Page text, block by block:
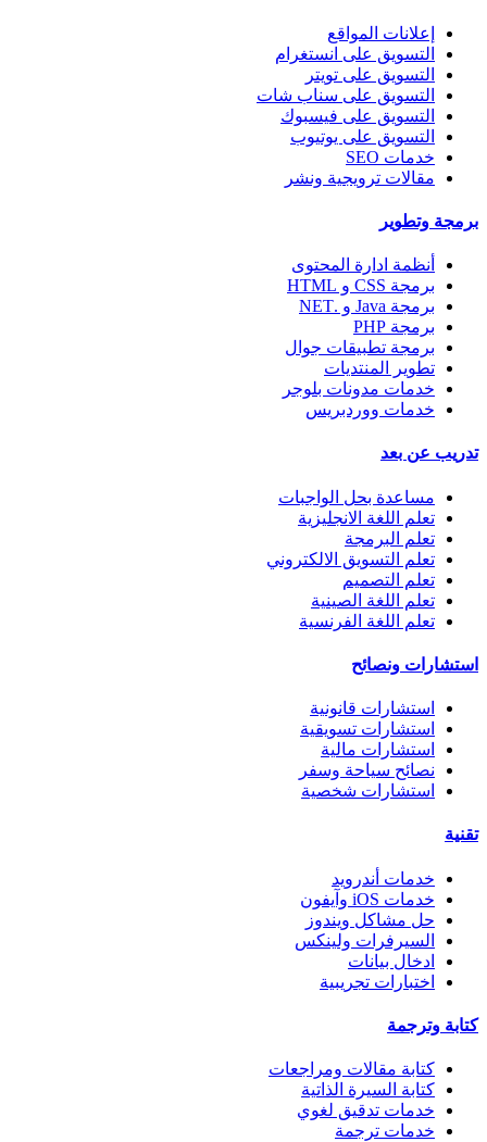
إعلانات المواقع
التسويق على انستغرام
التسويق على تويتر
التسويق على سناب شات
التسويق على فيسبوك
التسويق على يوتيوب
خدمات SEO
مقالات ترويجية ونشر
برمجة وتطوير
أنظمة ادارة المحتوى
برمجة CSS و HTML
برمجة Java و .NET
برمجة PHP
برمجة تطبيقات جوال
تطوير المنتديات
خدمات مدونات بلوجر
خدمات ووردبريس
تدريب عن بعد
مساعدة بحل الواجبات
تعلم اللغة الانجليزية
تعلم البرمجة
تعلم التسويق الالكتروني
تعلم التصميم
تعلم اللغة الصينية
تعلم اللغة الفرنسية
استشارات ونصائح
استشارات قانونية
استشارات تسويقية
استشارات مالية
نصائح سياحة وسفر
استشارات شخصية
تقنية
خدمات أندرويد
خدمات iOS وآيفون
حل مشاكل ويندوز
السيرفرات ولينكس
ادخال بيانات
اختبارات تجريبية
كتابة وترجمة
كتابة مقالات ومراجعات
كتابة السيرة الذاتية
خدمات تدقيق لغوي
خدمات ترجمة